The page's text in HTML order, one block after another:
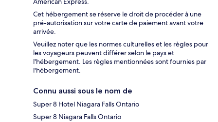
Cet hébergement se réserve le droit de procéder à une
pré-autorisation sur votre carte de paiement avant votre
arrivée.
Veuillez noter que les normes culturelles et les règles pour
les voyageurs peuvent différer selon le pays et
l'hébergement. Les règles mentionnées sont fournies par
l'hébergement.
Connu aussi sous le nom de
Super 8 Hotel Niagara Falls Ontario
Super 8 Niagara Falls Ontario